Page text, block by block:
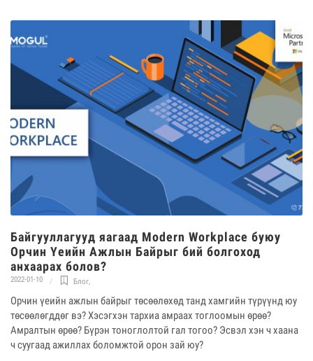
Байгууллагууд яагаад Modern Workplace буюу
Орчин Үеийн Ажлын Байрыг бий болгоход
анхаарах болов?
2022-01-10 Блог
Орчин үеийн ажлын байрыг төсөөлөхөд танд хамгийн түрүүнд юу
төсөөлөгддөг вэ? Хэсэгхэн тархиа амраах тоглоомын өрөө?
Амралтын өрөө? Бүрэн тоноглолтой гал тогоо? Эсвэл хэн ч хаана
ч суугаад ажиллах боломжтой орон зай юу?